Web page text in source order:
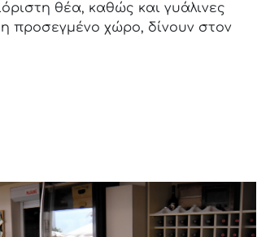
θέα, καθώς και γυάλινες
προσεγμένο χώρο, δίνουν στον